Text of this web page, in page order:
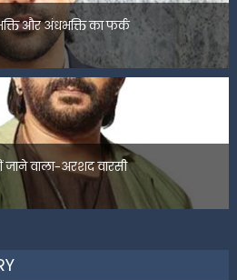
और अंधभक्ति का फर्क
जाने वाला-अरशद वारसी